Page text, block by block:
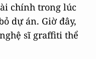
chính trong lúc
dự án. Giờ đây,
sĩ graffiti thể